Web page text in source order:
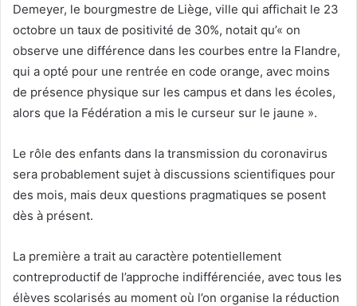
Demeyer, le bourgmestre de Liège, ville qui affichait le 23
octobre un taux de positivité de 30%, notait qu’« on
observe une différence dans les courbes entre la Flandre,
qui a opté pour une rentrée en code orange, avec moins
de présence physique sur les campus et dans les écoles,
alors que la Fédération a mis le curseur sur le jaune ».
Le rôle des enfants dans la transmission du coronavirus
sera probablement sujet à discussions scientifiques pour
des mois, mais deux questions pragmatiques se posent
dès à présent.
La première a trait au caractère potentiellement
contreproductif de l’approche indifférenciée, avec tous les
élèves scolarisés au moment où l’on organise la réduction